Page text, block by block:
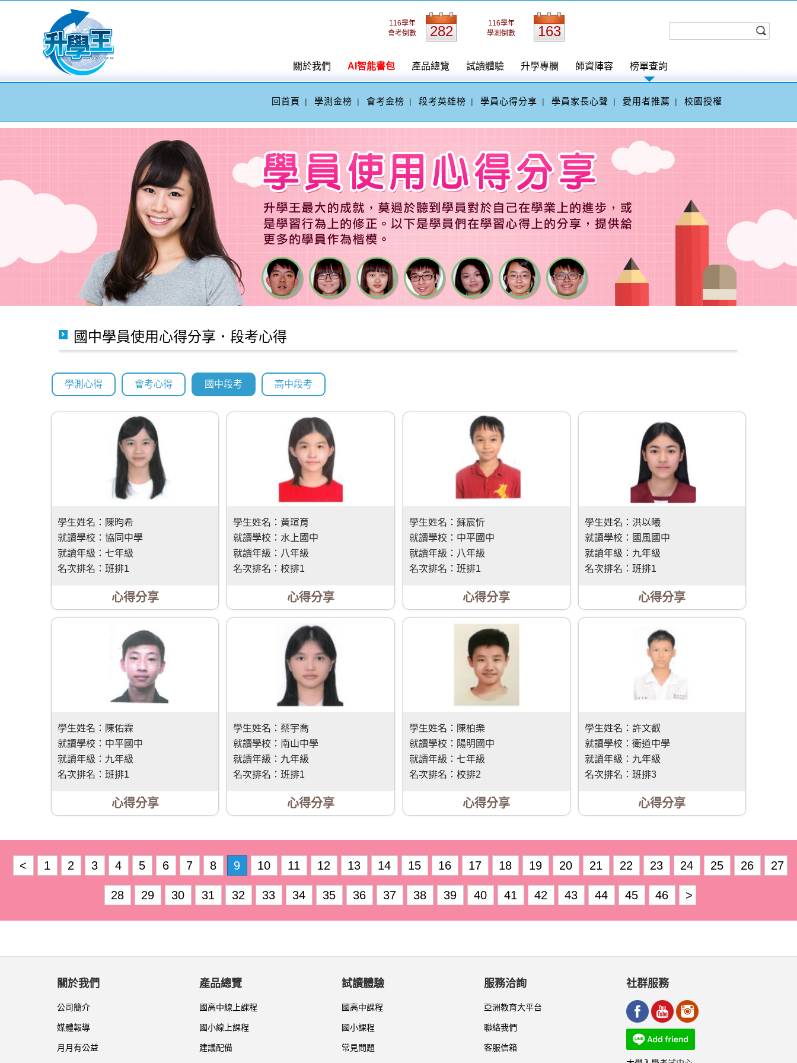
關於我們 AI智能書包 產品總覽 試讀體驗 升學專欄 師資陣容 榜單查詢
116學年
會考倒數
282
116學年
學測倒數
163
回首頁 | 學測金榜 | 會考金榜 | 段考英雄榜 | 學員心得分享 | 學員家長心聲 | 愛用者推薦 | 校園授權
國中學員使用心得分享．段考心得
學測心得 會考心得 國中段考 高中段考
學生姓名： 陳昀希
就讀學校： 協同中學
就讀年級： 七年級
名次排名： 班排1
心得分享
學生姓名： 黃瑄育
就讀學校： 水上國中
就讀年級： 八年級
名次排名：校排1
心得分享
學生姓名： 蘇宸忻
就讀學校： 中平國中
就讀年級： 八年級
名次排名： 班排1
心得分享
學生姓名： 洪以曦
就讀學校： 國風國中
就讀年級： 九年級
名次排名： 班排1
心得分享
學生姓名： 陳佑霖
就讀學校： 中平國中
就讀年級： 九年級
名次排名： 班排1
心得分享
學生姓名：蔡宇喬
就讀學校： 南山中學
就讀年級： 九年級
名次排名： 班排1
心得分享
學生姓名： 陳柏樂
就讀學校： 陽明國中
就讀年級： 七年級
名次排名： 校排2
心得分享
學生姓名： 許文叡
就讀學校： 衛道中學
就讀年級： 九年級
名次排名： 班排3
心得分享
< 1 2 3 4 5 6 7 8 9 10 11 12 13 14 15 16 17 18 19 20 21 22 23 24 25 26 27
28 29 30 31 32 33 34 35 36 37 38 39 40 41 42 43 44 45 46 >
關於我們
公司簡介
媒體報導
月月有公益
產品總覽
國高中線上課程
國小線上課程
建議配備
試讀體驗
國高中課程
國小課程
常見問題
服務洽詢
亞洲教育大平台
聯絡我們
客服信箱
社群服務